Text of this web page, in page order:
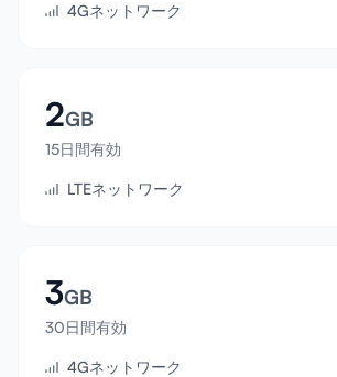
ヘルプセンター
サポート
デバイス互換性
サインイン
4Gネットワーク
2GB
15日間有効
LTEネットワーク
3GB
30日間有効
4Gネットワーク